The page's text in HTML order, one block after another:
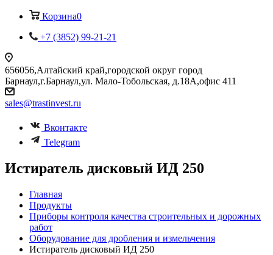
Корзина0
+7 (3852) 99-21-21
656056,Алтайский край,городской округ город
Барнаул,г.Барнаул,ул. Мало-Тобольская, д.18А,офис 411
sales@trastinvest.ru
Вконтакте
Telegram
Истиратель дисковый ИД 250
Главная
Продукты
Приборы контроля качества строительных и дорожных
работ
Оборудование для дробления и измельчения
Истиратель дисковый ИД 250